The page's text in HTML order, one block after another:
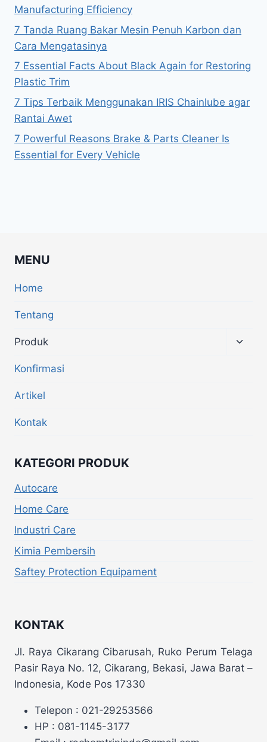
Manufacturing Efficiency
7 Tanda Ruang Bakar Mesin Penuh Karbon dan
Cara Mengatasinya
7 Essential Facts About Black Again for Restoring
Plastic Trim
7 Tips Terbaik Menggunakan IRIS Chainlube agar
Rantai Awet
7 Powerful Reasons Brake & Parts Cleaner Is
Essential for Every Vehicle
MENU
Home
Tentang
Produk
Konfirmasi
Artikel
Kontak
KATEGORI PRODUK
Autocare
Home Care
Industri Care
Kimia Pembersih
Saftey Protection Equipament
KONTAK
Jl. Raya Cikarang Cibarusah, Ruko Perum Telaga
Pasir Raya No. 12, Cikarang, Bekasi, Jawa Barat –
Indonesia, Kode Pos 17330
Telepon : 021-29253566
HP : 081-1145-3177